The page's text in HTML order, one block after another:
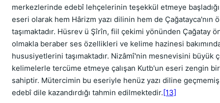
merkezlerinde edebî lehçelerinin teşek­kül etmeye
eseri olarak hem Hârizm yazı dilinin hem de Çağatayca'nın
taşımakta­dır. Hüsrev ü Şîrîn, fiil çekimi yönünden Çağatay
olmakla beraber ses özellikleri ve kelime hazinesi
hususiyetlerini taşımak­tadır. Nizâmî'nin mesnevisini büyük
kelimelerle tercüme et­meye çalışan Kutb'un eseri zengin
sahiptir. Mütercimin bu eseriyle henüz yazı diline
edebî dile kazandırdığı tahmin edilmektedir.[13]